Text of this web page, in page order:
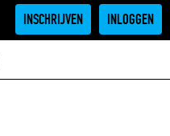
INSCHRIJVEN INLOGGEN